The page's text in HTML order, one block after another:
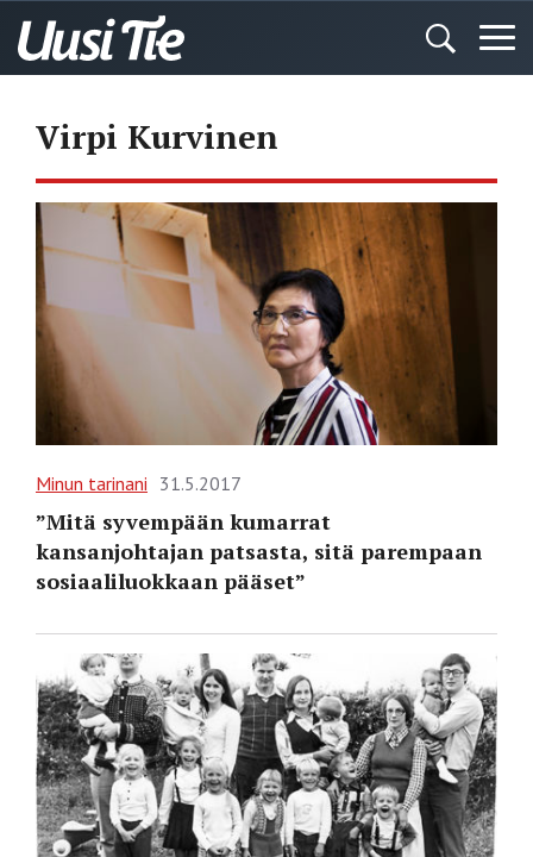
Virpi Kurvinen
Minun tarinani 31.5.2017
”Mitä syvempään kumarrat
kansanjohtajan patsasta, sitä parempaan
sosiaaliluokkaan pääset”